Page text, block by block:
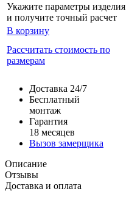
Укажите параметры изделия
и получите точный расчет
В корзину
Рассчитать стоимость по
размерам
Доставка 24/7
Бесплатный
монтаж
Гарантия
18 месяцев
Вызов замерщика
Описание
Отзывы
Доставка и оплата